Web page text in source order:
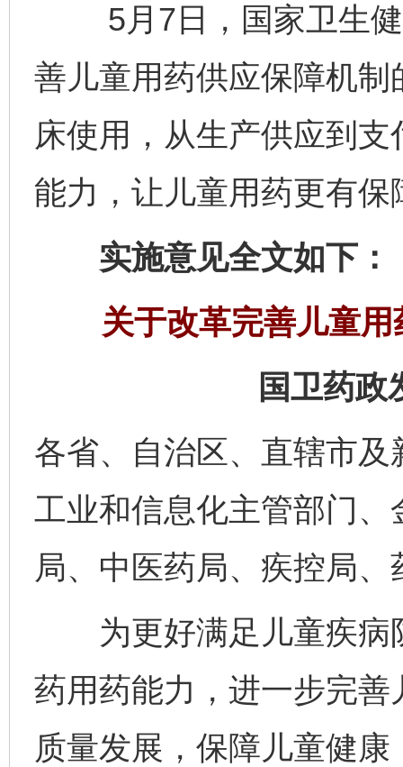
5月7日，国家卫生健
善儿童用药供应保障机
床使用，从生产供应到
能力，让儿童用药更有保
实施意见全文如下：
关于改革完善儿童
国卫药政
各省、自治区、直辖市
工业和信息化主管部门
局、中医药局、疾控局、
为更好满足儿童疾病
药用药能力，进一步完
质量发展，保障儿童健